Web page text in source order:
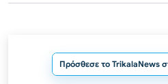
Πρόσθεσε το TrikalaNews